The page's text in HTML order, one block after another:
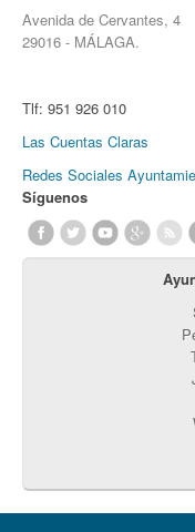
Avenida de Cervantes, 4
29016 - MÁLAGA.
Tlf: 951 926 010
Las Cuentas Claras
Redes Sociales
Síguenos